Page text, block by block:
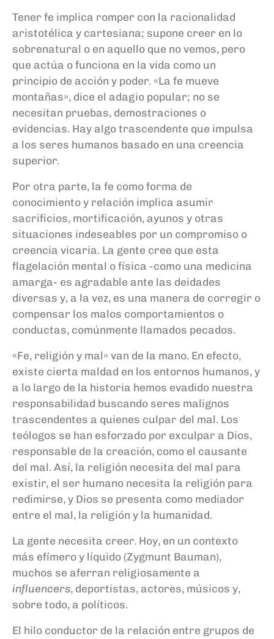
Tener fe implica romper con la racionalidad
aristotélica y cartesiana; supone creer en lo
sobrenatural o en aquello que no vemos, pero
que actúa o funciona en la vida como un
principio de acción y poder. «La fe mueve
montañas», dice el adagio popular; no se
necesitan pruebas, demostraciones o
evidencias. Hay algo trascendente que impulsa
a los seres humanos basado en una creencia
superior.
Por otra parte, la fe como forma de
conocimiento y relación implica asumir
sacrificios, mortificación, ayunos y otras
situaciones indeseables por un compromiso o
creencia vicaria. La gente cree que esta
flagelación mental o física -como una medicina
amarga- es agradable ante las deidades
diversas y, a la vez, es una manera de corregir o
compensar los malos comportamientos o
conductas, comúnmente llamados pecados.
«Fe, religión y mal» van de la mano. En efecto,
existe cierta maldad en los entornos humanos, y
a lo largo de la historia hemos evadido nuestra
responsabilidad buscando seres malignos
trascendentes a quienes culpar del mal. Los
teólogos se han esforzado por exculpar a Dios,
responsable de la creación, como el causante
del mal. Así, la religión necesita del mal para
existir, el ser humano necesita la religión para
redimirse, y Dios se presenta como mediador
entre el mal, la religión y la humanidad.
La gente necesita creer. Hoy, en un contexto
más efímero y líquido (Zygmunt Bauman),
muchos se aferran religiosamente a
influencers, deportistas, actores, músicos y,
sobre todo, a políticos.
El hilo conductor de la relación entre grupos de